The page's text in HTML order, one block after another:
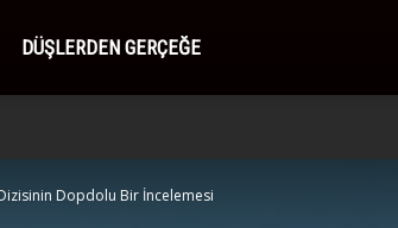
DÜŞLERDEN GERÇEĞE
Dopdolu Bir İncelemesi